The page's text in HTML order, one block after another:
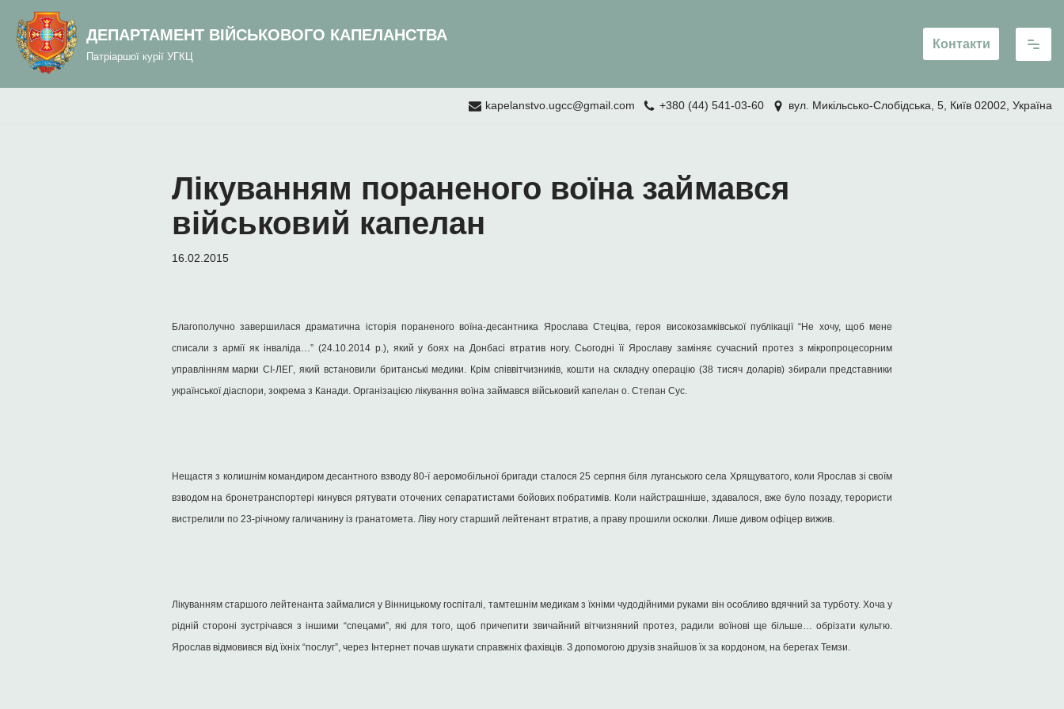
вмісту
Перейти
вмісту
ДЕПАРТАМЕНТ ВІЙСЬКОВОГО КАПЕЛАНСТВА
Патріаршої курії УГКЦ
Контакти
kapelanstvo.ugcc@gmail.com +380 (44) 541-03-60 вул. Микільсько-Слобідська, 5, Київ 02002, Україна
Лікуванням пораненого воїна займався
військовий капелан
16.02.2015
Благополучно завершилася драматична історія пораненого воїна-десантника Ярослава Стеціва, героя високозамківської публікації “Не хочу, щоб мене
списали з армії як інваліда…” (24.10.2014 р.), який у боях на Донбасі втратив ногу. Сьогодні її Ярославу заміняє сучасний протез з мікропроцесорним
управлінням марки СІ-ЛЕГ, який встановили британські медики. Крім співвітчизників, кошти на складну операцію (38 тисяч доларів) збирали представники
української діаспори, зокрема з Канади. Організацією лікування воїна займався військовий капелан о. Степан Сус.
Нещастя з колишнім командиром десантного взводу 80-ї аеромобільної бригади сталося 25 серпня біля луганського села Хрящуватого, коли Ярослав зі своїм
взводом на бронетранспортері кинувся рятувати оточених сепаратистами бойових побратимів. Коли найстрашніше, здавалося, вже було позаду, терористи
вистрелили по 23-річному галичанину із гранатомета. Ліву ногу старший лейтенант втратив, а праву прошили осколки. Лише дивом офіцер вижив.
Лікуванням старшого лейтенанта займалися у Вінницькому госпіталі, тамтешнім медикам з їхніми чудодійними руками він особливо вдячний за турботу. Хоча у
рідній стороні зустрічався з іншими “спецами”, які для того, щоб причепити звичайний вітчизняний протез, радили воїнові ще більше… обрізати культю.
Ярослав відмовився від їхніх “послуг”, через Інтернет почав шукати справжніх фахівців. З допомогою друзів знайшов їх за кордоном, на берегах Темзи.